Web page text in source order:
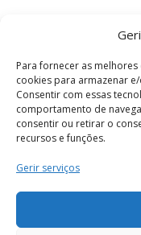
Para fornecer as
cookies para armazenar
Consentir com essas
comportamento de
consentir ou retirar o
recursos e funções.
Gerir serviços
Termos e